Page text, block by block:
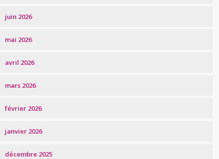
juin 2026
mai 2026
avril 2026
mars 2026
février 2026
janvier 2026
décembre 2025